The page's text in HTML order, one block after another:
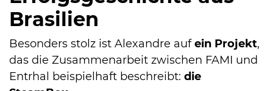
Brasilien
Besonders stolz ist Alexandre aufein Projekt,
das die Zusammenarbeit zwischen FAMI und
Entrhal beispielhaft beschreibt: die